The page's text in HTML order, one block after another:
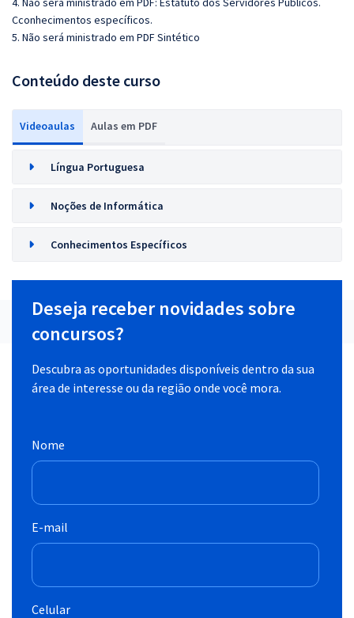
Cconhecimentos específicos.
5. Não será ministrado em PDF Sintético
Conteúdo deste curso
Videoaulas Aulas em PDF
Língua Portuguesa
Noções de Informática
Conhecimentos Específicos
Deseja receber novidades sobre
concursos?
Descubra as oportunidades disponíveis dentro da sua
área de interesse ou da região onde você mora.
Nome
E-mail
Celular